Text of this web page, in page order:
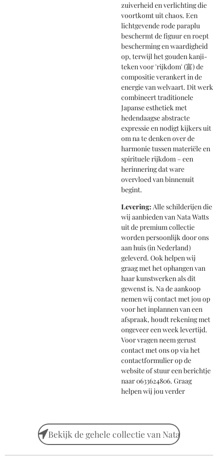
zuiverheid en verlichting die
voortkomt uit chaos. Een
lichtgevende rode paraplu
beschermt de figuur en roept
bescherming en waardigheid
op, terwijl het gouden kanji-
teken voor 'rijkdom' (富) de
compositie verankert in de
energie van welvaart. Dit werk
combineert traditionele
Japanse esthetiek met
hedendaagse abstracte
expressie en nodigt kijkers uit
om na te denken over de
harmonie tussen materiële en
spirituele rijkdom – een
herinnering dat ware
overvloed van binnenuit
begint.
Levering:Alle schilderijen die
wij aanbieden van Nata Watts
uit de premium collectie
worden persoonlijk door ons
aan huis (in Nederland)
geleverd. Ook helpen wij
graag met het ophangen van
haar kunstwerken als dit
gewenst is. Na de aankoop
nemen wij contact met jou op
voor het inplannen van een
afspraak, houdt rekening met
ongeveer een week levertijd.
Voor vragen neem gerust
contact met ons op via het
contactformulier op de
website of stuur een berichtje
naar 0633624806. Graag
helpen wij jou verder
Bekijk de gehele collectie van Nata